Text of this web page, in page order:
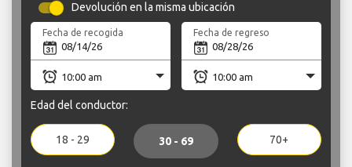
Devolución en la misma ubicación
Fecha de recogida Fecha de regreso
Edad del conductor:
18 - 29 30 - 69 70+